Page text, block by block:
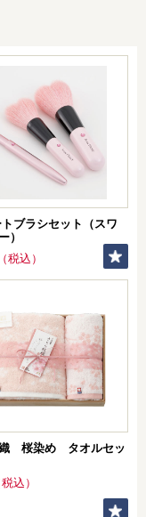
ブラシセット（スワ
）
税込）
織 桜染め タオルセッ
込）